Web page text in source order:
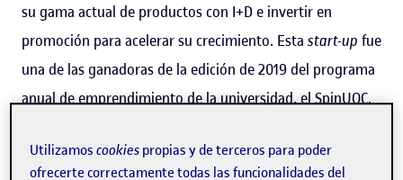
su gama actual de productos con I+D e invertir en
promoción para acelerar su crecimiento. Esta start-up fue
una de las ganadoras de la edición de 2019 del programa
anual de emprendimiento de la universidad, elSpinUOC.
Un profesor de antropología de Estados Unidos que usa
la captura de movimiento paraentendercómo
Utilizamoscookies propias y de terceros para poder
ofrecerte correctamente todas las funcionalidades del